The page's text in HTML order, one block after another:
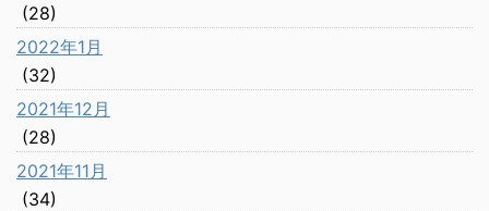
(28)
2022年1月
(32)
2021年12月
(28)
2021年11月
(34)